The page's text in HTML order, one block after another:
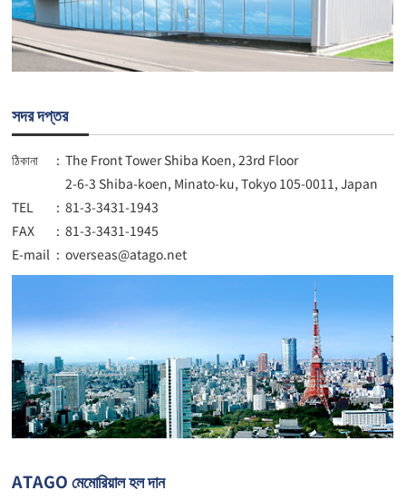
সদর দপ্তর
ঠিকানা :The Front Tower Shiba Koen, 23rd Floor
2-6-3 Shiba-koen, Minato-ku, Tokyo 105-0011, Japan
TEL
:81-3-3431-1943
FAX
:81-3-3431-1945
E-mail :overseas@atago.net
ATAGO মেমোরিয়াল হল দান